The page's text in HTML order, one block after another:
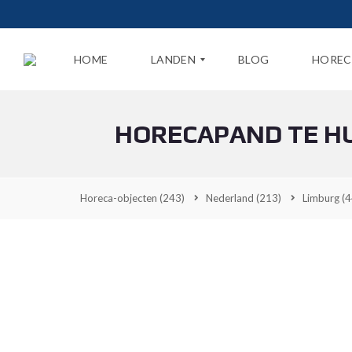
HOME LANDEN
N
L
BLOG
HORECAPAND TE
Horeca-objecten (243) Nederland (213) Limburg